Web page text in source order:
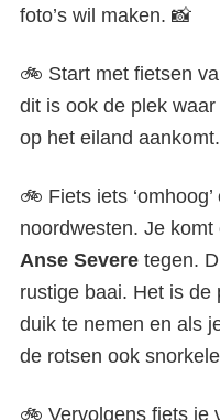
foto’s wil maken. 📸
🚲 Start met fietsen
dit is ook de plek
op het eiland aankomt.
🚲 Fiets iets
noordwesten. Je
Anse Severe tegen.
rustige baai. Het is de
duik te nemen en als
de rotsen ook
🚲 Vervolgens fiets je